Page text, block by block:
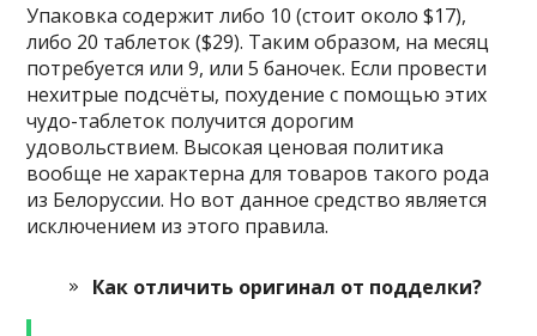
Упаковка содержит либо 10 (стоит около $17),
либо 20 таблеток ($29). Таким образом, на месяц
потребуется или 9, или 5 баночек. Если провести
нехитрые подсчёты, похудение с помощью этих
чудо-таблеток получится дорогим
удовольствием. Высокая ценовая политика
вообще не характерна для товаров такого рода
из Белоруссии. Но вот данное средство является
исключением из этого правила.
Как отличить оригинал от подделки?